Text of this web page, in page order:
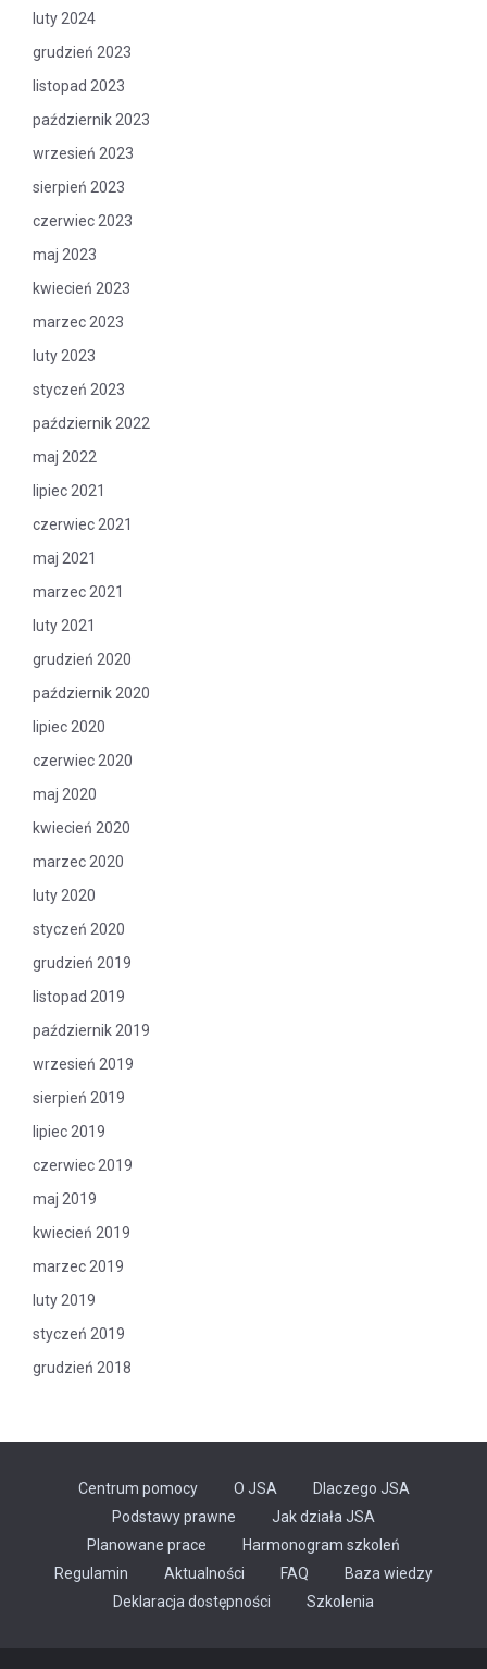
luty 2024
grudzień 2023
listopad 2023
październik 2023
wrzesień 2023
sierpień 2023
czerwiec 2023
maj 2023
kwiecień 2023
marzec 2023
luty 2023
styczeń 2023
październik 2022
maj 2022
lipiec 2021
czerwiec 2021
maj 2021
marzec 2021
luty 2021
grudzień 2020
październik 2020
lipiec 2020
czerwiec 2020
maj 2020
kwiecień 2020
marzec 2020
luty 2020
styczeń 2020
grudzień 2019
listopad 2019
październik 2019
wrzesień 2019
sierpień 2019
lipiec 2019
czerwiec 2019
maj 2019
kwiecień 2019
marzec 2019
luty 2019
styczeń 2019
grudzień 2018
Centrum pomocy O JSA
Dlaczego JSA
Podstawy prawne
Jak działa JSA
Planowane prace
Harmonogram szkoleń
Regulamin
Aktualności FAQ
Baza wiedzy
Deklaracja dostępności
Szkolenia